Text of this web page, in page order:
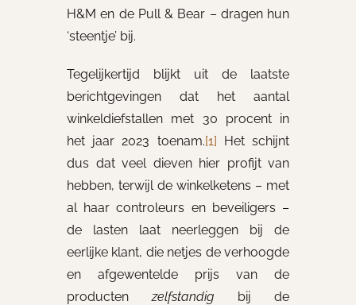
H&M en de Pull & Bear – dragen hun
‘steentje’ bij.
Tegelijkertijd blijkt uit de laatste
berichtgevingen dat het aantal
winkeldiefstallen met 30 procent in
het jaar 2023 toenam.[1] Het schijnt
dus dat veel dieven hier profijt van
hebben, terwijl de winkelketens – met
al haar controleurs en beveiligers –
de lasten laat neerleggen bij de
eerlijke klant, die netjes de verhoogde
en afgewentelde prijs van de
productenzelfstandig bij de